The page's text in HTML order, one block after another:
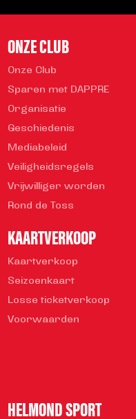
ONZE CLUB
Onze Club
Sparen met DAPPRE
Organisatie
Geschiedenis
Mediabeleid
Veiligheidsregels
Vrijwilliger worden
Rond de Toss
KAARTVERKOOP
Kaartverkoop
Seizoenkaart
Losse ticketverkoop
Voorwaarden
HELMOND SPORT